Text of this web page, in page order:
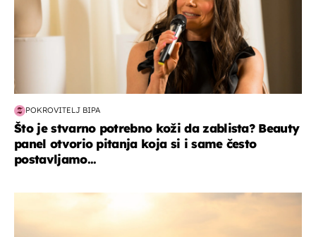
POKROVITELJ BIPA
Što je stvarno potrebno koži da zablista? Beauty
panel otvorio pitanja koja si i same često
postavljamo...